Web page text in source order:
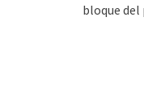
bloque